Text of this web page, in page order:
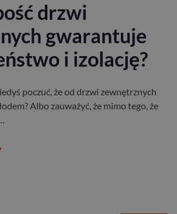
drzwi
gwarantuje
i izolację?
poczuć, że od drzwi zewnętrznych
Albo zauważyć, że mimo tego, że